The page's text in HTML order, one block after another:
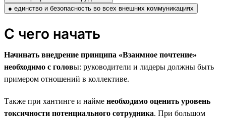
● единство и безопасность во всех внешних коммуникациях
С чего начать
Начинать внедрение принципа «Взаимное почтение»
необходимо с головы: руководители и лидеры должны быть
примером отношений в коллективе.
Также при хантинге и найме необходимо оценить уровень
токсичности потенциального сотрудника. При большом